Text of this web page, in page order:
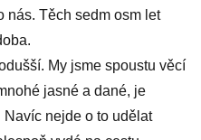
nás. Těch sedm osm let
My jsme spoustu věcí
jasné a dané, je
Navíc nejde o to udělat